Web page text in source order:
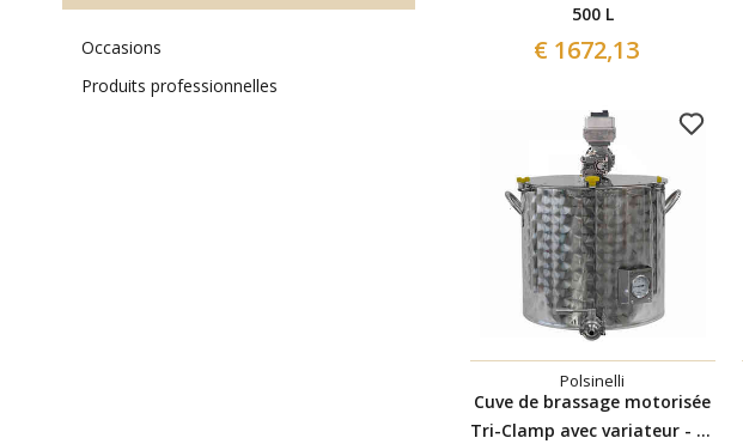
occasions
produits professionnelles
500 L
€ 1672,13
Polsinelli
Cuve de brassage motorisée
Tri-Clamp avec variateur - 50